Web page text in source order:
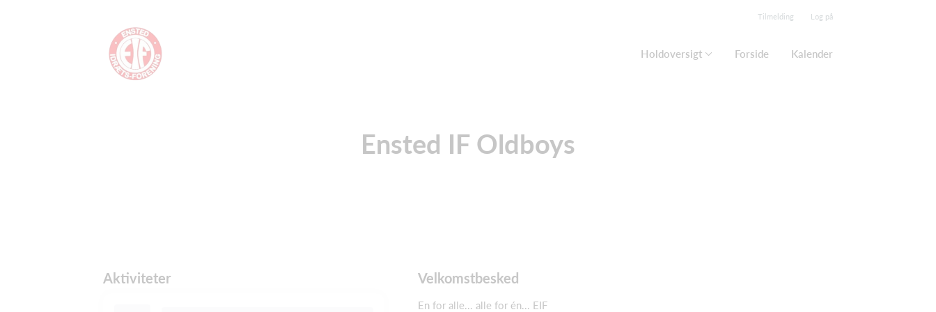
Tilmelding Log på
Holdoversigt Forside Kalender
Ensted IF Oldboys
Aktiviteter Velkomstbesked
En for alle... alle for én... EIF